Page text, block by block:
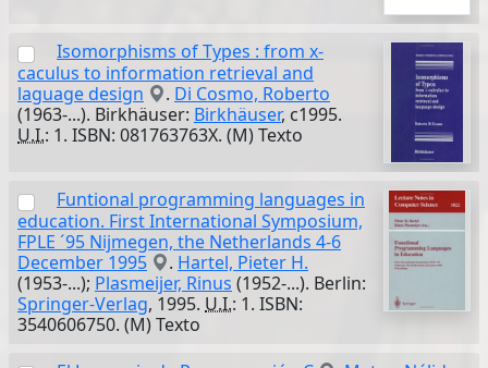
Isomorphisms of Types : from x-
caculus to information retrieval and
laguage design
. Di Cosmo, Roberto
(1963-...). Birkhäuser: Birkhäuser, c1995.
U.I.: 1. ISBN: 081763763X. (M) Texto
Funtional programming languages in
education. First International Symposium,
FPLE ´95 Nijmegen, the Netherlands 4-6
December 1995
. Hartel, Pieter H.
(1953-...); Plasmeijer, Rinus (1952-...). Berlin:
Springer-Verlag, 1995. U.I.: 1. ISBN:
3540606750. (M) Texto